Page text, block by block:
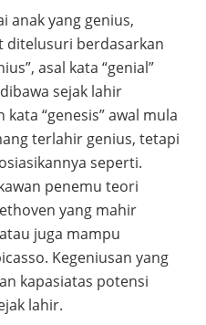
anak yang genius,
ditelusuri berdasarkan
asal kata “genial”
sejak lahir
“genesis” awal mula
terlahir genius, tetapi
seperti.
penemu teori
yang mahir
juga mampu
Kegeniusan yang
kapasiatas potensi
lahir.